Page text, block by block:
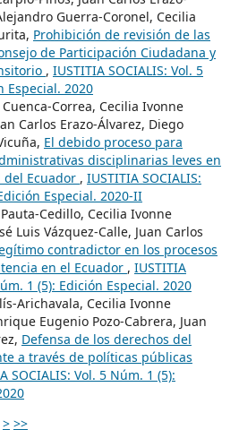
Guerra-Coronel, Cecilia
Prohibición de revisión de las
de Participación Ciudadana y
, IUSTITIA SOCIALIS: Vol. 5
Especial. 2020
Correa, Cecilia Ivonne
Carlos Erazo-Álvarez, Diego
El debido proceso para
disciplinarias leves en
del Ecuador , IUSTITIA SOCIALIS:
Especial. 2020-II
Cedillo, Cecilia Ivonne
Luis Vázquez-Calle, Juan Carlos
contradictor en los procesos
en el Ecuador , IUSTITIA
1 (5): Edición Especial. 2020
Arichavala, Cecilia Ivonne
Eugenio Pozo-Cabrera, Juan
Defensa de los derechos del
a través de políticas públicas
SOCIALIS: Vol. 5 Núm. 1 (5):
> >>